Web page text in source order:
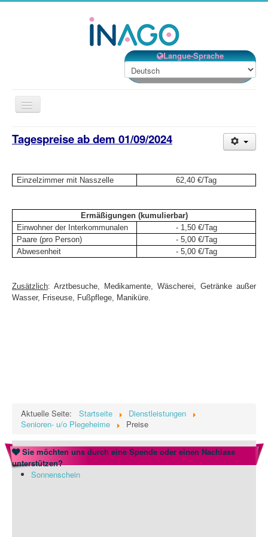
Langue-Sprache
Navigation
an/aus
Beschreibung
Lebensprojekt
Kontakt
Willkommen
Tagespreise ab dem 01/09/2024
Einzelzimmer mit Nasszelle 62,40 €/Tag
Ermäßigungen (kumulierbar)
Einwohner der Interkommunalen
- 1,50 €/Tag
Paare (pro Person)
- 5,00 €/Tag
Abwesenheit
- 5,00 €/Tag
Zusätzlich: Arztbesuche, Medikamente, Wäscherei, Getränke außer
Wasser, Friseuse, Fußpflege, Maniküre.
Aktuelle Seite: Startseite
Dienstleistungen
Senioren- u/o Plegeheime
Preise
Sie möchten uns durch eine Spende oder einen Nachlass
unterstützen?
Sonnenschein